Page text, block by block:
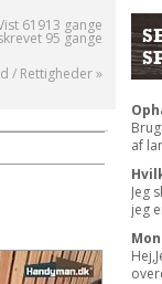
61913 gange
95 gange
/ Rettigheder »
af
Jeg
jeg